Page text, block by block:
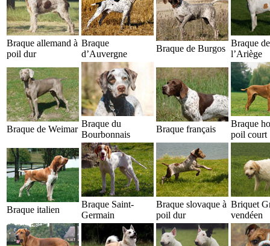
Braque allemand à
poil dur
Braque
d’Auvergne
Braque de Burgos
Braque de
l’Ariège
Braque de Weimar
Braque du
Bourbonnais
Braque français
Braque
poil court
Braque italien
Braque Saint-
Germain
Braque slovaque à
poil dur
Briquet
vendéen